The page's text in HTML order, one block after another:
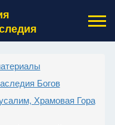
Богов
Храмовая Гора